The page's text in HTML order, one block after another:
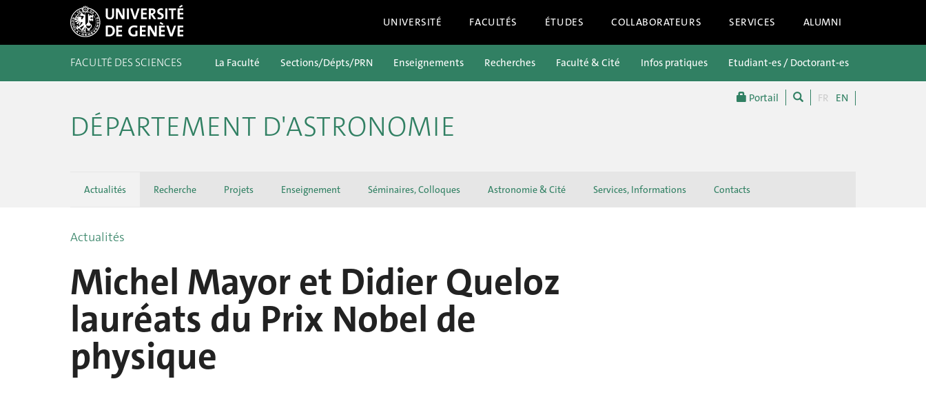
UNIVERSITÉ FACULTÉS ÉTUDES COLLABORATEURS SERVICES ALUMNI
Portail FR EN
FACULTÉ DES SCIENCES La Faculté Sections/Dépts/PRN Enseignements Recherches Faculté & Cité Infos pratiques Etudiant-es / Doctorant-es
DÉPARTEMENT D'ASTRONOMIE
Actualités Recherche Projets Enseignement Séminaires, Colloques Astronomie & Cité Services, Informations Contacts
Actualités
Michel Mayor et Didier Queloz
lauréats du Prix Nobel de
physique